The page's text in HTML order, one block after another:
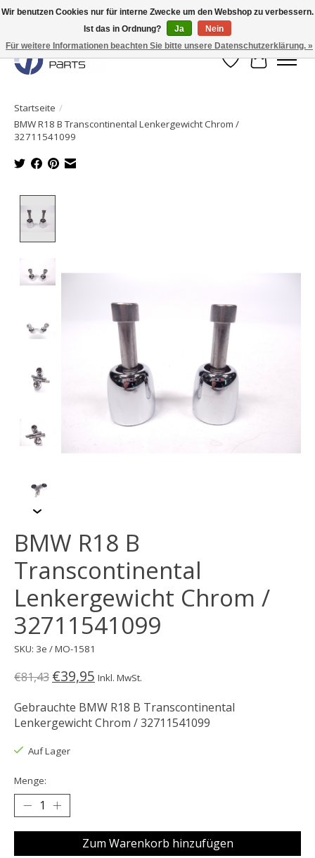
Originale Teile sofort lieferbar!
Wunschzettel
Ihr
Startseite /
BMW R18 B Transcontinental Lenkergewicht Chrom /
32711541099
BMW R18 B
Transcontinental
Lenkergewicht Chrom /
32711541099
SKU: 3e / MO-1581
€81,43 €39,95 Inkl. MwSt.
Gebrauchte BMW R18 B Transcontinental
Lenkergewicht Chrom / 32711541099
Auf Lager
Menge:
Zum Warenkorb hinzufügen
Wir benutzen Cookies nur für interne Zwecke um den Webshop zu verbessern.
Ist das in Ordnung?
Ja
Nein
Für weitere Informationen beachten Sie bitte unsere Datenschutzerklärung. »